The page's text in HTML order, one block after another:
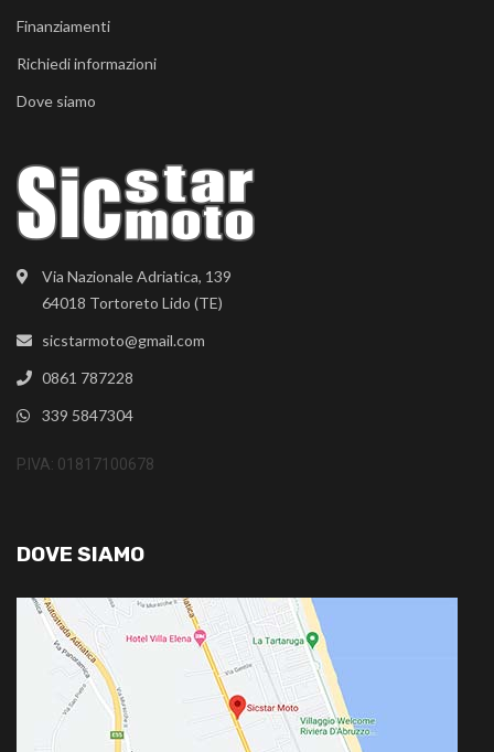
Via Nazionale Adriatica, 139
64018 Tortoreto Lido (TE)
sicstarmoto@gmail.com
0861 787228
339 5847304
P.IVA: 01817100678
Finanziamenti
Richiedi informazioni
Dove siamo
DOVE SIAMO